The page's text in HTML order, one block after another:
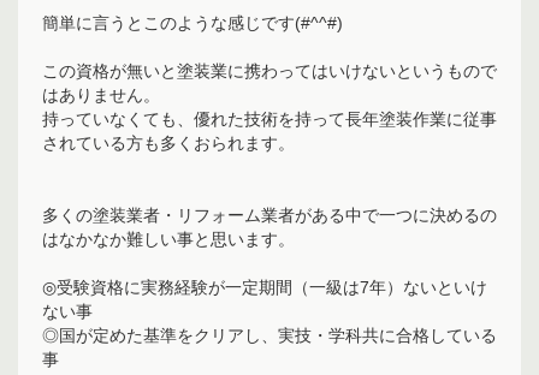
簡単に言うとこのような感じです(#^^#)
この資格が無いと塗装業に携わってはいけないというもので
はありません。
持っていなくても、優れた技術を持って長年塗装作業に従事
されている方も多くおられます。
多くの塗装業者・リフォーム業者がある中で一つに決めるの
はなかなか難しい事と思います。
◎受験資格に実務経験が一定期間（一級は7年）ないといけ
ない事
◎国が定めた基準をクリアし、実技・学科共に合格している
事